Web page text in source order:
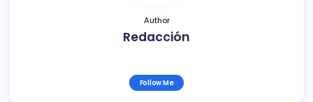
Author
Redacción
Follow Me